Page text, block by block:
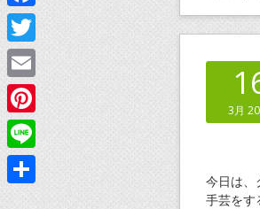
3月
今日は、
手芸をす
Facebook
Twitter
Email
Pinterest
Line